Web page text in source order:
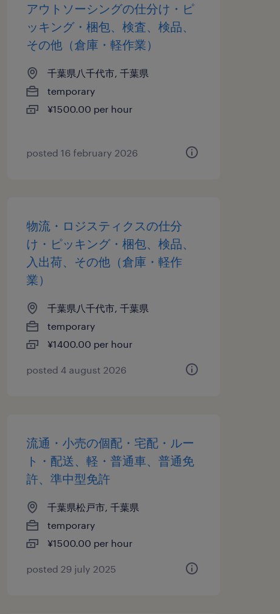
アウトソーシングの仕分け・ピ
ッキング・梱包、検査、検品、
その他（倉庫・軽作業）
千葉県八千代市, 千葉県
temporary
¥1500.00 per hour
posted 16 february 2026
物流・ロジスティクスの仕分
け・ピッキング・梱包、検品、
入出荷、その他（倉庫・軽作
業）
千葉県八千代市, 千葉県
temporary
¥1400.00 per hour
posted 4 august 2026
流通・小売の個配・宅配・ルー
ト・配送、軽・普通車、普通免
許、準中型免許
千葉県松戸市, 千葉県
temporary
¥1500.00 per hour
posted 29 july 2025